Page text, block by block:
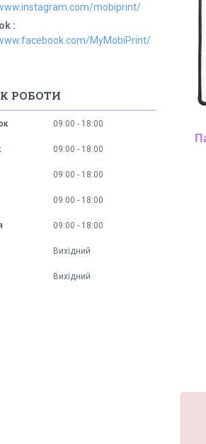
mobiprint/
MyMobiPrint/
РОБОТИ
09:00 18:00
09:00 18:00
09:00 18:00
09:00 18:00
09:00 18:00
Вихідний
Вихідний